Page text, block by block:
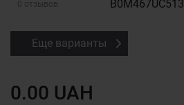
0 отзывов B0M467UC513
Еще варианты
0.00 UAH